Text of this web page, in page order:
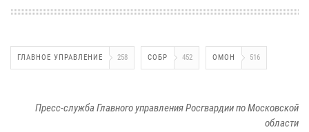
ГЛАВНОЕ УПРАВЛЕНИЕ 258 СОБР 452 ОМОН 516
Пресс-служба Главного управления Росгвардии по Московской
области